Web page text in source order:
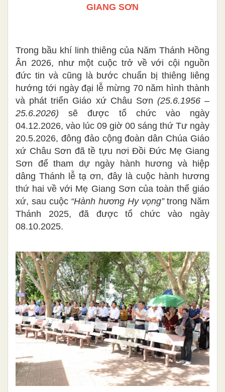
GIANG SƠN
Trong bầu khí linh thiêng của Năm Thánh Hồng
Ân 2026, như một cuộc trở về với cội nguồn
đức tin và cũng là bước chuẩn bị thiêng liêng
hướng tới ngày đại lễ mừng 70 năm hình thành
và phát triển Giáo xứ Châu Sơn (25.6.1956 –
25.6.2026) sẽ được tổ chức vào ngày
04.12.2026, vào lúc 09 giờ 00 sáng thứ Tư ngày
20.5.2026, đông đảo cộng đoàn dân Chúa Giáo
xứ Châu Sơn đã tề tựu nơi Đồi Đức Mẹ Giang
Sơn để tham dự ngày hành hương và hiệp
dâng Thánh lễ tạ ơn, đây là cuộc hành hương
thứ hai về với Mẹ Giang Sơn của toàn thể giáo
xứ, sau cuộc “Hành hương Hy vọng”trong Năm
Thánh 2025, đã được tổ chức vào ngày
08.10.2025.